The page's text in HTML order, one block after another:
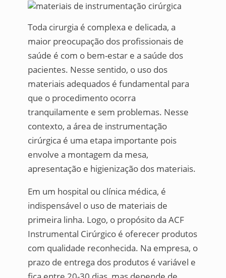
Toda cirurgia é complexa e delicada, a
maior preocupação dos profissionais de
saúde é com o bem-estar e a saúde dos
pacientes. Nesse sentido, o uso dos
materiais adequados é fundamental para
que o procedimento ocorra
tranquilamente e sem problemas. Nesse
contexto, a área de instrumentação
cirúrgica é uma etapa importante pois
envolve a montagem da mesa,
apresentação e higienização dos materiais.
Em um hospital ou clínica médica, é
indispensável o uso de materiais de
primeira linha. Logo, o propósito da ACF
Instrumental Cirúrgico é oferecer produtos
com qualidade reconhecida. Na empresa, o
prazo de entrega dos produtos é variável e